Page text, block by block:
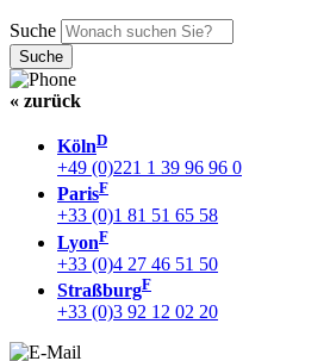
Suche
« zurück
KölnD
+49 (0)221 1 39 96 96 0
ParisF
+33 (0)1 81 51 65 58
LyonF
+33 (0)4 27 46 51 50
StraßburgF
+33 (0)3 92 12 02 20